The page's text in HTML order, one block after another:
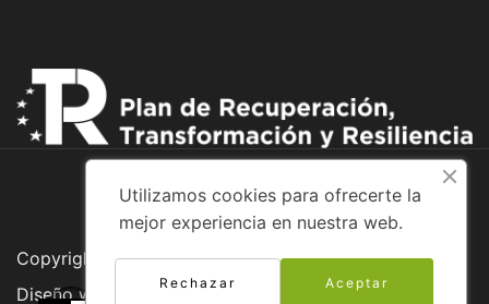
Copyright © 2026 Adventure Bike
Diseño web:
Utilizamos cookies para ofrecerte la
mejor experiencia en nuestra web.
Aceptar
Rechazar